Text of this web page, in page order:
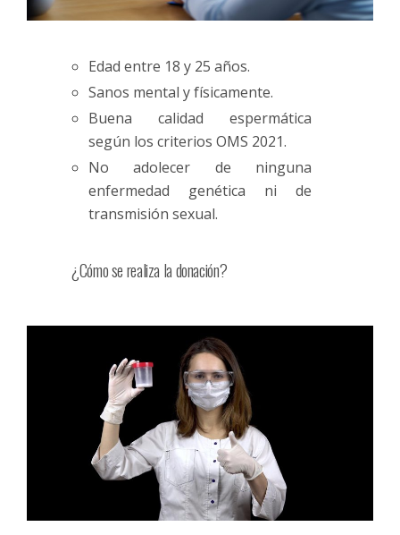
Edad entre 18 y 25 años.
Sanos mental y físicamente.
Buena calidad espermática
según los criterios OMS 2021.
No adolecer de ninguna
enfermedad genética ni de
transmisión sexual.
¿Cómo se realiza la donación?